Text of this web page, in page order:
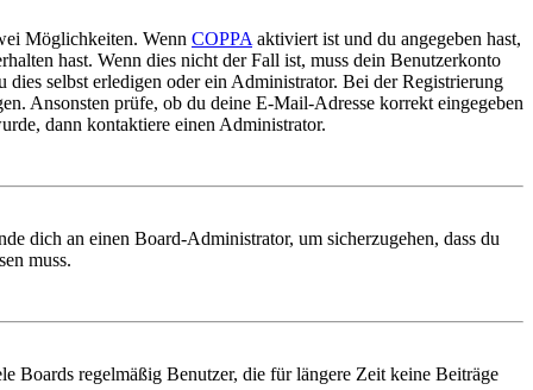
Möglichkeiten. Wenn COPPA aktiviert ist und du angegeben hast,
hast. Wenn dies nicht der Fall ist, muss dein Benutzerkonto
selbst erledigen oder ein Administrator. Bei der Registrierung
Ansonsten prüfe, ob du deine E-Mail-Adresse korrekt eingegeben
dann kontaktiere einen Administrator.
dich an einen Board-Administrator, um sicherzugehen, dass du
muss.
Boards regelmäßig Benutzer, die für längere Zeit keine Beiträge